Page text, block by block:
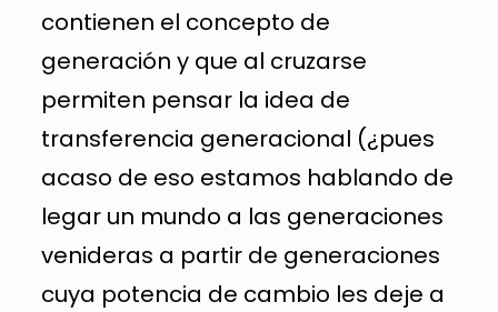
contienen el concepto de
generación y que al cruzarse
permiten pensar la idea de
transferencia generacional (¿pues
acaso de eso estamos hablando de
legar un mundo a las generaciones
venideras a partir de generaciones
cuya potencia de cambio les deje a